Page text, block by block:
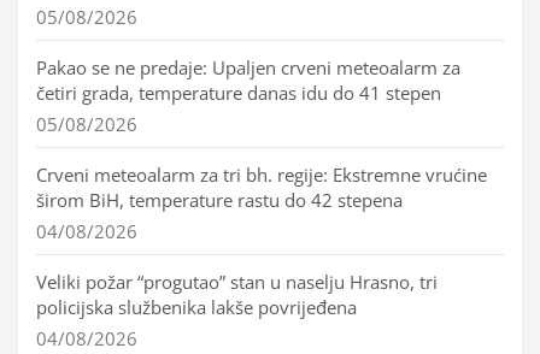
05/08/2026
Pakao se ne predaje: Upaljen crveni meteoalarm za
četiri grada, temperature danas idu do 41 stepen
05/08/2026
Crveni meteoalarm za tri bh. regije: Ekstremne vrućine
širom BiH, temperature rastu do 42 stepena
04/08/2026
Veliki požar “progutao” stan u naselju Hrasno, tri
policijska službenika lakše povrijeđena
04/08/2026